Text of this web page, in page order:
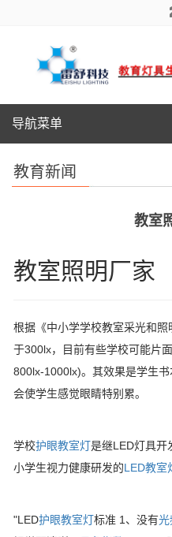
导航菜单
教育新闻
教室
教室照明厂家
根据《中小学学校教室采光和
于300lx，目前有些学校可能片
800lx-1000lx)。其效果是学生书
会使学生感觉眼睛特别累。
学校护眼教室灯是继LED灯具开
小学生视力健康研发的LED教室
"LED护眼教室灯标准 1、没有光